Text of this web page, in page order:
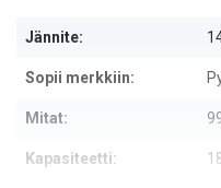
Jännite:
Sopii merkkiin:
Mitat:
Kapasiteetti: